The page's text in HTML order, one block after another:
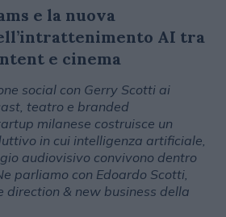
e la nuova
AI tra
e cinema
social con Gerry Scotti ai
teatro e branded
milanese costruisce un
in cui intelligenza artificiale,
audiovisivo convivono dentro
parliamo con Edoardo Scotti,
direction & new business della